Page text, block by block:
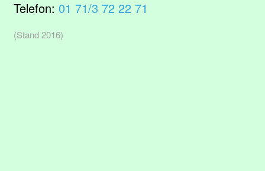
Telefon: 01 71/3 72 22 71
(Stand 2016)